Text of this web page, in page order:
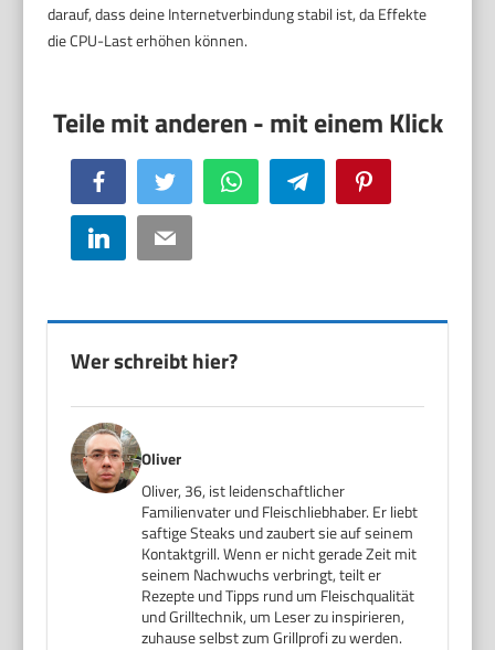
darauf, dass deine Internetverbindung stabil ist, da Effekte
die CPU-Last erhöhen können.
Facebook Twitter WhatsApp Telegram
LinkedIn Email
Wer schreibt hier?
Oliver
Oliver, 36, ist leidenschaftlicher
Familienvater und Fleischliebhaber. Er liebt
saftige Steaks und zaubert sie auf seinem
Kontaktgrill. Wenn er nicht gerade Zeit mit
seinem Nachwuchs verbringt, teilt er
Rezepte und Tipps rund um Fleischqualität
und Grilltechnik, um Leser zu inspirieren,
zuhause selbst zum Grillprofi zu werden.